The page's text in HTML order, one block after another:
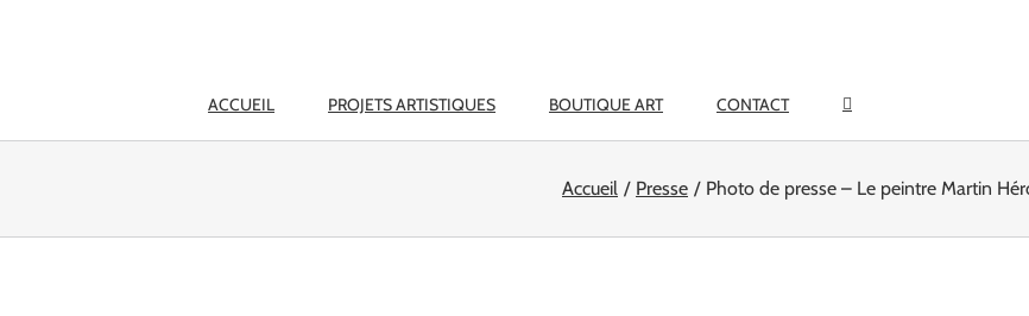
ACCUEIL PROJETS ARTISTIQUES BOUTIQUE ART CONTACT
Accueil Presse Photo de presse – Le peintre Martin